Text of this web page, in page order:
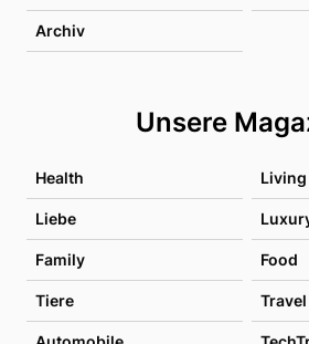
Archiv
Unsere
Health Living
Liebe
Family Food
Tiere Travel